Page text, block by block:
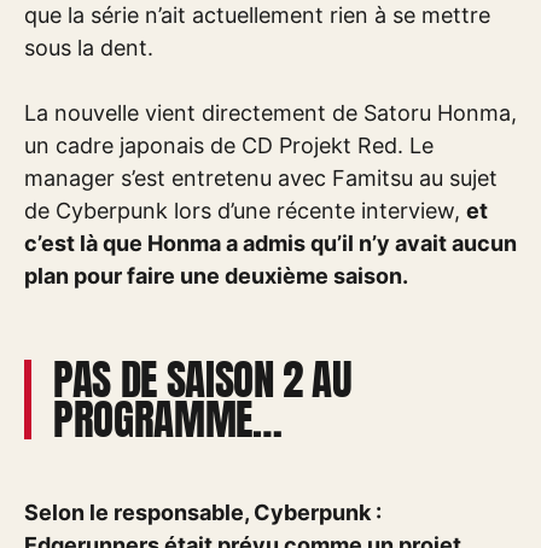
que la série n’ait actuellement rien à se mettre
sous la dent.
La nouvelle vient directement de Satoru Honma,
un cadre japonais de CD Projekt Red. Le
manager s’est entretenu avec Famitsu au sujet
de Cyberpunk lors d’une récente interview, et
c’est là que Honma a admis qu’il n’y avait aucun
plan pour faire une deuxième saison.
PAS DE SAISON 2 AU
PROGRAMME…
Selon le responsable, Cyberpunk :